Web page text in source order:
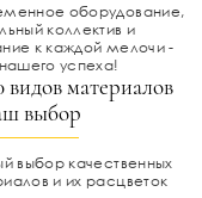
оборудование,
коллектив и
к каждой мелочи -
успеха!
видов материалов
выбор
выбор качественных
и их расцветок